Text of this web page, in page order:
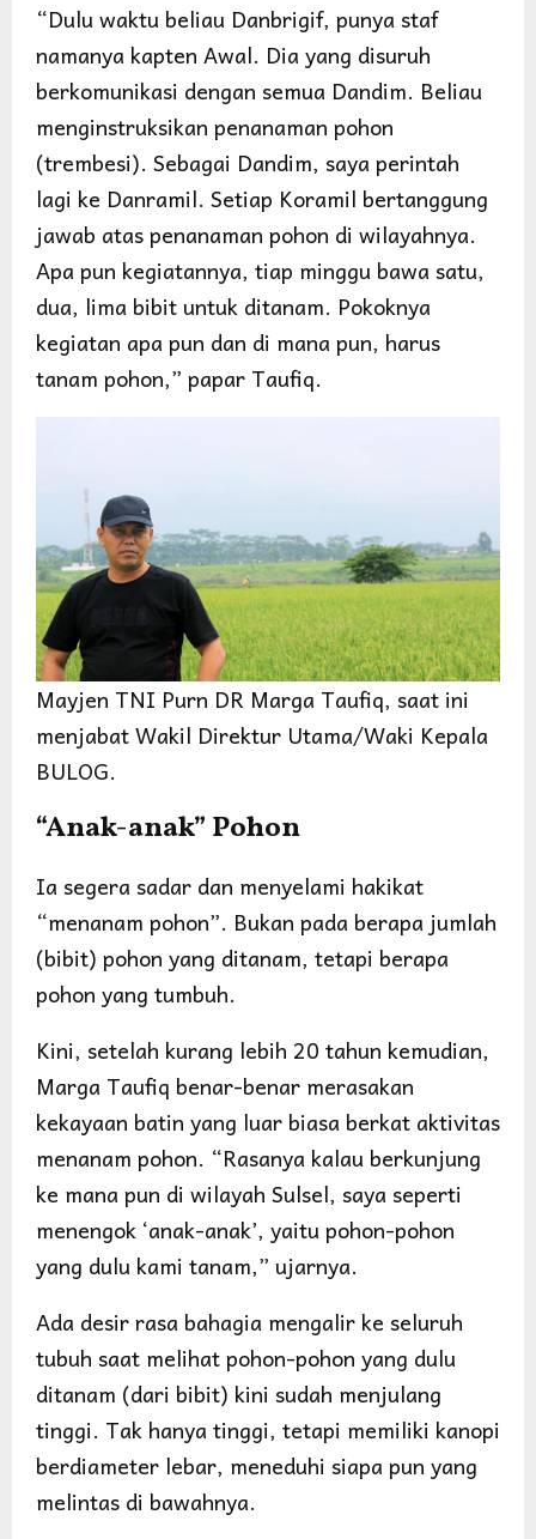
“Dulu waktu beliau Danbrigif, punya staf
namanya kapten Awal. Dia yang disuruh
berkomunikasi dengan semua Dandim. Beliau
menginstruksikan penanaman pohon
(trembesi). Sebagai Dandim, saya perintah
lagi ke Danramil. Setiap Koramil bertanggung
jawab atas penanaman pohon di wilayahnya.
Apa pun kegiatannya, tiap minggu bawa satu,
dua, lima bibit untuk ditanam. Pokoknya
kegiatan apa pun dan di mana pun, harus
tanam pohon,” papar Taufiq.
Mayjen TNI Purn DR Marga Taufiq, saat ini
menjabat Wakil Direktur Utama/Waki Kepala
BULOG.
“Anak-anak” Pohon
Ia segera sadar dan menyelami hakikat
“menanam pohon”. Bukan pada berapa jumlah
(bibit) pohon yang ditanam, tetapi berapa
pohon yang tumbuh.
Kini, setelah kurang lebih 20 tahun kemudian,
Marga Taufiq benar-benar merasakan
kekayaan batin yang luar biasa berkat aktivitas
menanam pohon. “Rasanya kalau berkunjung
ke mana pun di wilayah Sulsel, saya seperti
menengok ‘anak-anak’, yaitu pohon-pohon
yang dulu kami tanam,” ujarnya.
Ada desir rasa bahagia mengalir ke seluruh
tubuh saat melihat pohon-pohon yang dulu
ditanam (dari bibit) kini sudah menjulang
tinggi. Tak hanya tinggi, tetapi memiliki kanopi
berdiameter lebar, meneduhi siapa pun yang
melintas di bawahnya.